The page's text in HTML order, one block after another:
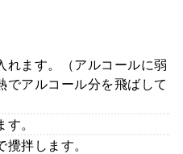
れます。（アルコールに弱
でアルコール分を飛ばして
。
拌します。